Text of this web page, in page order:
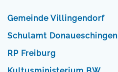
Gemeinde Villingendorf
Schulamt Donaueschingen
RP Freiburg